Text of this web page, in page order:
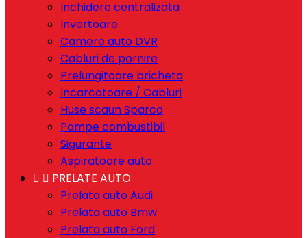
Inchidere centralizata
Invertoare
Camere auto DVR
Cabluri de pornire
Prelungitoare bricheta
Incarcatoare / Cabluri
Huse scaun Sparco
Pompe combustibil
Sigurante
Aspiratoare auto
  PRELATE AUTO
Prelata auto Audi
Prelata auto Bmw
Prelata auto Ford